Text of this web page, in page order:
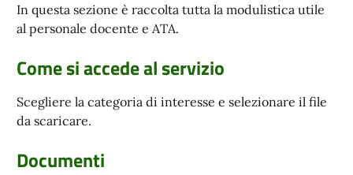
In questa sezione è raccolta tutta la modulistica utile
al personale docente e ATA.
Come si accede al servizio
Scegliere la categoria di interesse e selezionare il file
da scaricare.
Documenti